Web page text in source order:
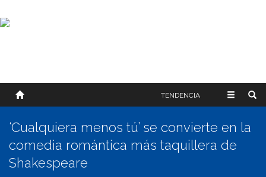
SOBRE NOSOTROS
TENDENCIA
‘Cualquiera menos tú’ se convierte en la
comedia romántica más taquillera de
Shakespeare